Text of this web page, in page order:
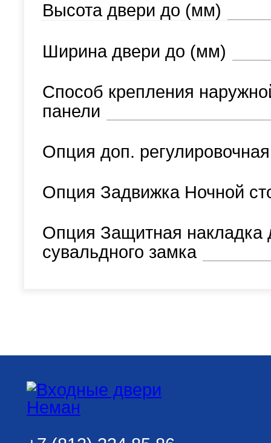
Высота двери до (мм)
Ширина двери до (мм)
Способ крепления
панели
Опция доп.
Опция Задвижка Ночной
Опция Защитная накладка
сувальдного замка